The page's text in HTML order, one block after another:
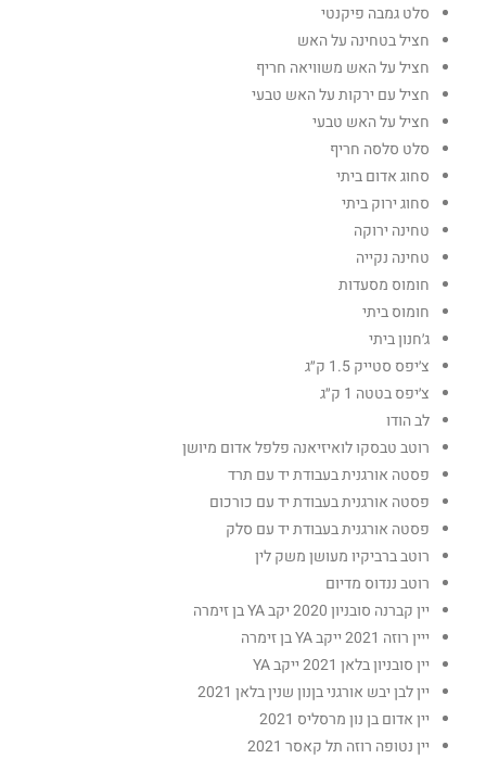
סלט גמבה פיקנטי
חציל בטחינה על האש
חציל על האש משוויאה חריף
חציל עם ירקות על האש טבעי
חציל על האש טבעי
סלט סלסה חריף
סחוג אדום ביתי
סחוג ירוק ביתי
טחינה ירוקה
טחינה נקייה
חומוס מסעדות
חומוס ביתי
ג׳חנון ביתי
צ׳יפס סטייק 1.5 ק״ג
צ׳יפס בטטה 1 ק״ג
לב הודו
רוטב טבסקו לואיזיאנה פלפל אדום מיושן
פסטה אורגנית בעבודת יד עם תרד
פסטה אורגנית בעבודת יד עם כורכום
פסטה אורגנית בעבודת יד עם סלק
רוטב ברביקיו מעושן משק לין
רוטב ננדוס מדיום
יין קברנה סובניון 2020 יקב YA בן זימרה
ייין רוזה 2021 ייקב YA בן זימרה
יין סובניון בלאן 2021 ייקב YA
יין לבן יבש אורגני בןנון שנין בלאן 2021
יין אדום בן נון מרסליס 2021
יין נטופה רוזה תל קאסר 2021